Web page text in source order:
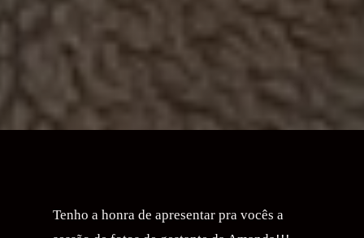
Tenho a honra de apresentar pra vocês a